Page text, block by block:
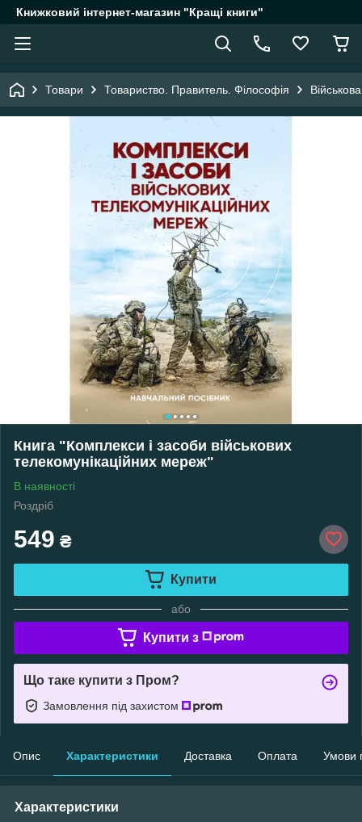
Книжковий інтернет-магазин "Кращі книги"
Товари Товариство. Правитель. Філософія
Книга "Комплекси і засоби військових
телекомунікаційних мереж"
В наявності
Роздріб
549 ₴
Купити
або
Купити з
Що таке купити з Пром?
Замовлення під захистом
Опис Характеристики Доставка Оплата Умови
Характеристики